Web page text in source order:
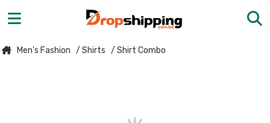
Men's Fashion / Shirts / Shirt Combo